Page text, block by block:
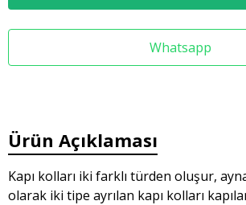
Whatsapp
Ürün Açıklaması
Kapı kolları iki farklı türden oluşur,
olarak iki tipe ayrılan kapı kolları